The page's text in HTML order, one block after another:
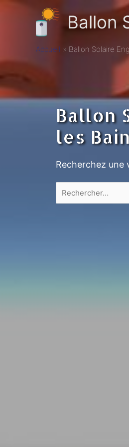
Ballon
Accueil Ballon Solaire
Ballon
les
Recherchez